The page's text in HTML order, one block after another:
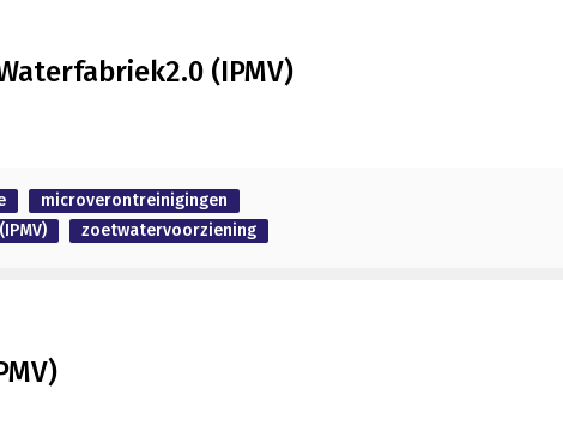
(IPMV)
microverontreinigingen
zoetwatervoorziening